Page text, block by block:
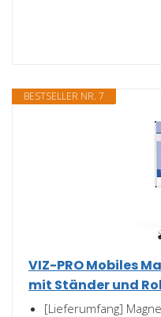
BESTSELLER NR. 7
VIZ-PRO Mobiles
mit Ständer und
[Lieferumfang]